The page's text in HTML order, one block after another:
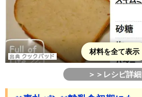
材料を全て表示
＞＞レシピ詳細